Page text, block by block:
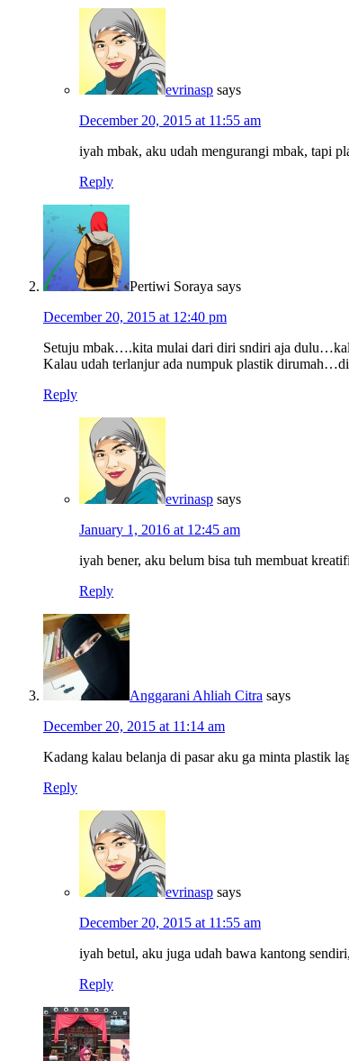
evrinasp says
December 20, 2015 at 11:55 am
iyah mbak, aku udah mengurangi mbak, tapi
Reply
Pertiwi Soraya says
December 20, 2015 at 12:40 pm
Setuju mbak….kita mulai dari diri sndiri aja
Kalau udah terlanjur ada numpuk plastik
Reply
evrinasp says
January 1, 2016 at 12:45 am
iyah bener, aku belum bisa tuh membuat
Reply
Anggarani Ahliah Citra says
December 20, 2015 at 11:14 am
Kadang kalau belanja di pasar aku ga minta plastik
Reply
evrinasp says
December 20, 2015 at 11:55 am
iyah betul, aku juga udah bawa kantong
Reply